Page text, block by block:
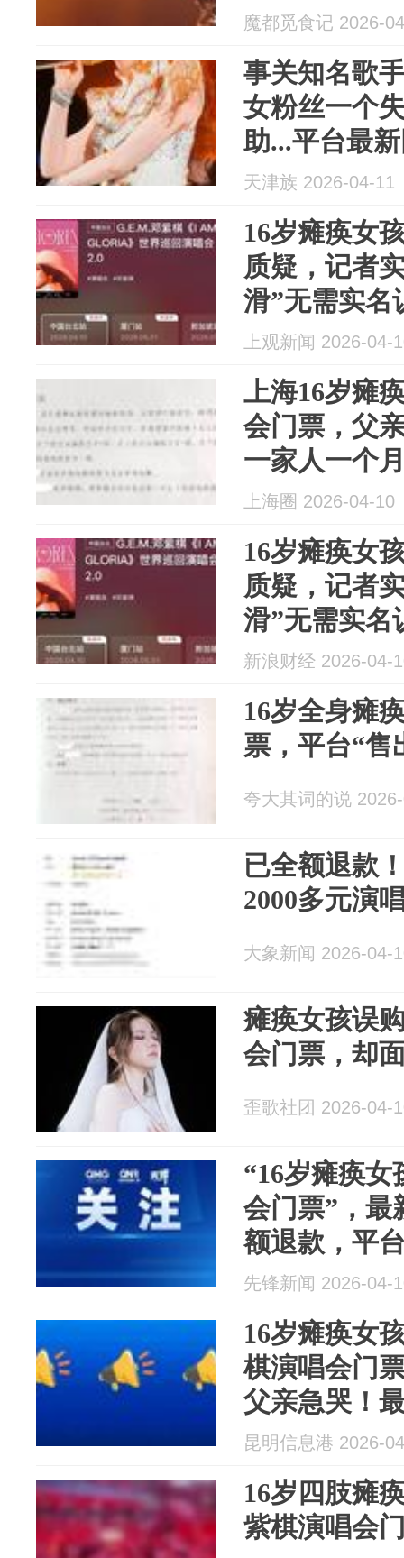
息：已全额
魔都觅食记 2026-
事关知名歌
女粉丝一个
助...平台最
天津族 2026-04-11
16岁瘫痪女
质疑，记者
滑”无需实名
上观新闻 2026-04-
上海16岁瘫
会门票，父
一家人一个
上海圈 2026-04-10
16岁瘫痪女
质疑，记者
滑”无需实名
新浪财经 2026-04-
16岁全身瘫
票，平台“售
夸大其词的说
已全额退款
2000多元演
大象新闻 2026-04-
瘫痪女孩误
会门票，却
歪歌社团 2026-04-
“16岁瘫痪
会门票”，最
额退款，平
先锋新闻 2026-04-
16岁瘫痪女
棋演唱会门
父亲急哭！
昆明信息港 2026-
16岁四肢瘫
紫棋演唱会